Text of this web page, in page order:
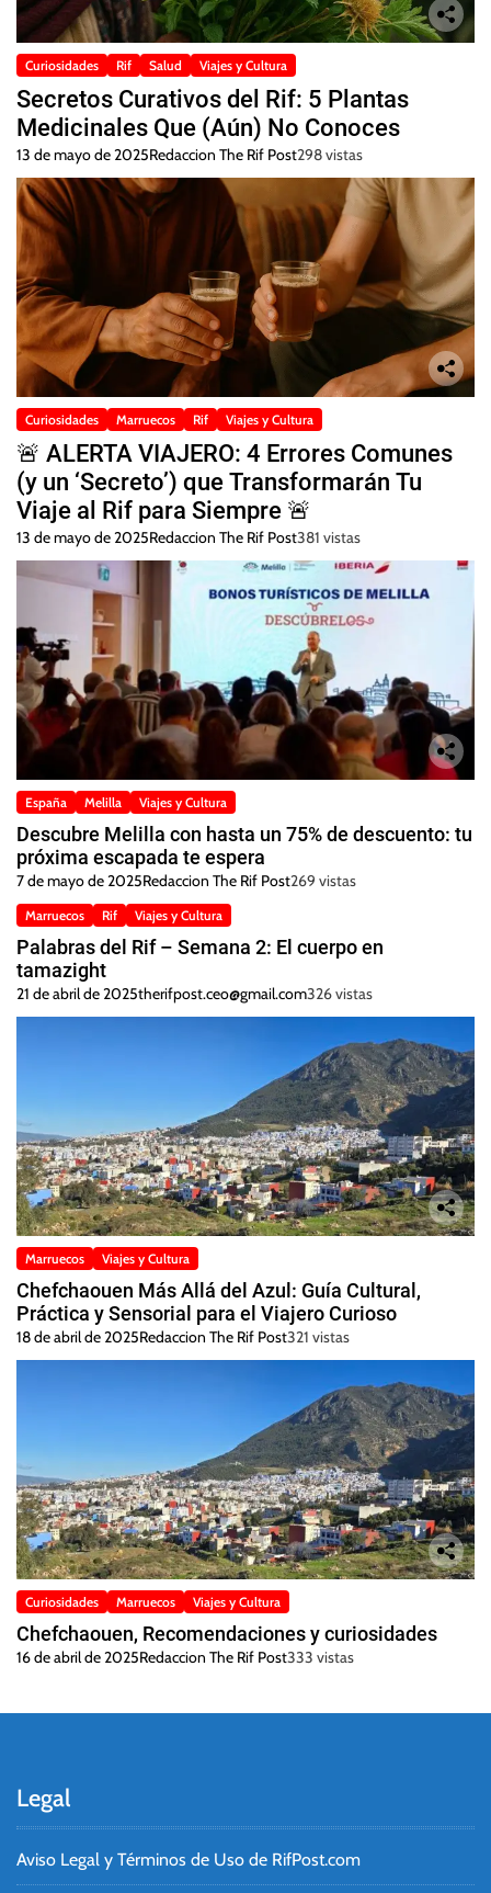
Curiosidades Rif Salud Viajes y Cultura
Secretos Curativos del Rif: 5 Plantas
Medicinales Que (Aún) No Conoces
13 de mayo de 2025Redaccion The Rif Post298 vistas
Curiosidades Marruecos Rif Viajes y Cultura
🚨 ALERTA VIAJERO: 4 Errores Comunes
(y un ‘Secreto’) que Transformarán Tu
Viaje al Rif para Siempre 🚨
13 de mayo de 2025Redaccion The Rif Post381 vistas
España Melilla Viajes y Cultura
Descubre Melilla con hasta un 75% de descuento: tu
próxima escapada te espera
7 de mayo de 2025Redaccion The Rif Post269 vistas
Marruecos Rif Viajes y Cultura
Palabras del Rif – Semana 2: El cuerpo en
tamazight
21 de abril de 2025therifpost.ceo@gmail.com326 vistas
Marruecos Viajes y Cultura
Chefchaouen Más Allá del Azul: Guía Cultural,
Práctica y Sensorial para el Viajero Curioso
18 de abril de 2025Redaccion The Rif Post321 vistas
Curiosidades Marruecos Viajes y Cultura
Chefchaouen, Recomendaciones y curiosidades
16 de abril de 2025Redaccion The Rif Post333 vistas
Legal
Aviso Legal y Términos de Uso de RifPost.com